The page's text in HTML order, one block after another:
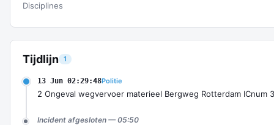
Tijdlijn 1
13 Jun 02:29:48Politie
2 Ongeval wegvervoer materieel Bergweg Rotterdam ICnum
Incident afgesloten — 05:50
Disciplines